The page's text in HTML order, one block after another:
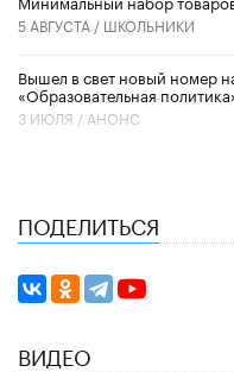
5 АВГУСТА / ШКОЛЬНИКИ
Вышел в свет новый номер
«Образовательная
3 ИЮЛЯ / АНОНС
ПОДЕЛИТЬСЯ
ВИДЕО